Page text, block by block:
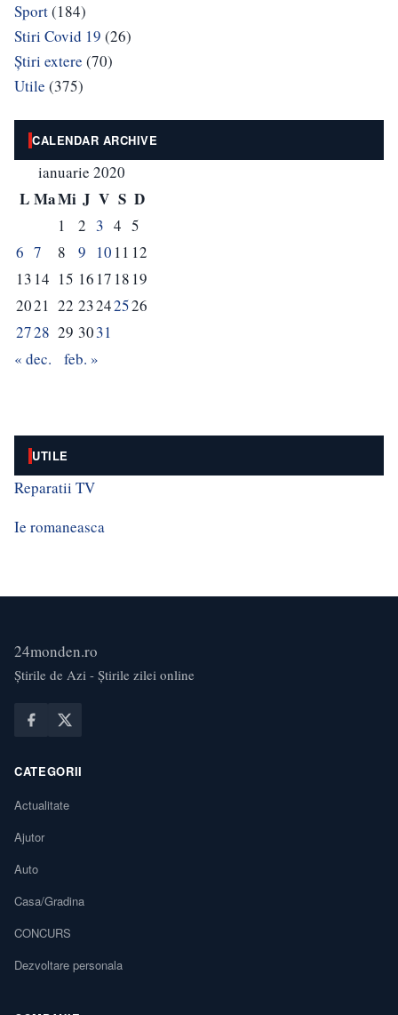
Sport(184)
Stiri Covid 19 (26)
Știri extere (70)
Utile (375)
CALENDAR ARCHIVE
ianuarie 2020
L MaMi J V S D
1 2 3 4 5
6 7 8 9 10 11 12
13 14 15 16 17 18 19
2021 22 23242526
2728 29 3031
« dec.
feb. »
UTILE
Reparatii TV
Ie romaneasca
24monden.ro
Știrile de Azi - Știrile zilei online
CATEGORII
Actualitate
Ajutor
Auto
Casa/Gradina
CONCURS
Dezvoltare personala